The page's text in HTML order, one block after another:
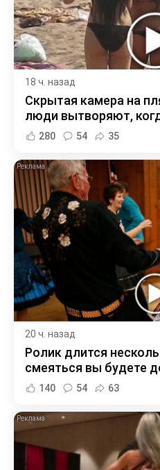
18 ч. назад
Скрытая камера на
люди вытворяют,
280 54 35
20 ч. назад
Ролик длится
смеяться вы будете
140 54 63